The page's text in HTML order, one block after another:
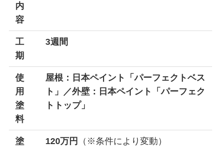
内
容
工
期
3週間
使
用
塗
料
屋根：日本ペイント「パーフェクトベス
ト」／外壁：日本ペイント「パーフェク
トトップ」
塗
120万円 （※条件により変動）